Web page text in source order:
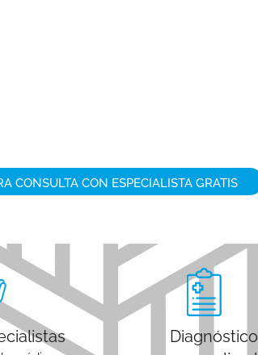
CONSULTA CON ESPECIALISTA GRATIS
Diagnóstico